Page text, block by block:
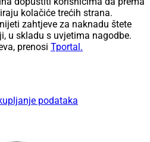
kolačiće trećih strana.
zahtjeve za naknadu štete
u skladu s uvjetima nagodbe.
prenosi Tportal.
podataka